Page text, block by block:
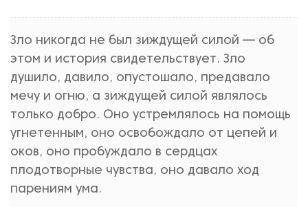
Зло никогда не был зиждущей силой — об
этом и история свидетельствует. Зло
душило, давило, опустошало, предавало
мечу и огню, а зиждущей силой являлось
только добро. Оно устремлялось на помощь
угнетенным, оно освобождало от цепей и
оков, оно пробуждало в сердцах
плодотворные чувства, оно давало ход
парениям ума.